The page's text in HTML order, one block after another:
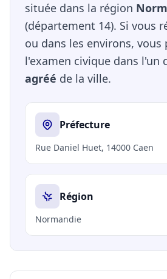
située dans la région
(département 14). Si vous
ou dans les environs, vous
l'examen civique dans l'un
agréé de la ville.
Préfecture
Rue Daniel Huet, 14000 Caen
Région
Normandie